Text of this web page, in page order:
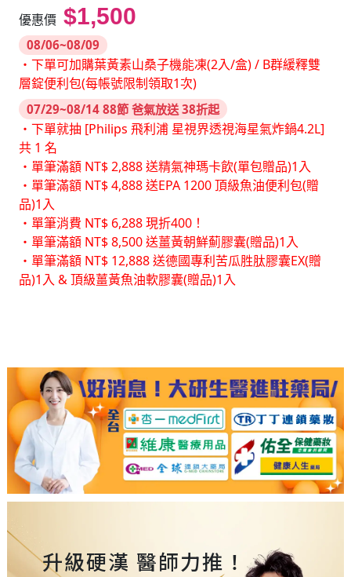
優惠價 $1,500
08/06~08/09
・下單可加購葉黃素山桑子機能凍(2入/盒) / B群緩釋雙
層錠便利包(每帳號限制領取1次)
07/29~08/14 88節 爸氣放送 38折起
・下單就抽 [Philips 飛利浦 星視界透視海星氣炸鍋4.2L]
共 1 名
・單筆滿額 NT$ 2,888 送精氣神瑪卡飲(單包贈品)1入
・單筆滿額 NT$ 4,888 送EPA 1200 頂級魚油便利包(贈
品)1入
・單筆消費 NT$ 6,288 現折400！
・單筆滿額 NT$ 8,500 送薑黃朝鮮薊膠囊(贈品)1入
・單筆滿額 NT$ 12,888 送德國專利苦瓜胜肽膠囊EX(贈
品)1入 & 頂級薑黃魚油軟膠囊(贈品)1入
升級硬漢 醫師力推 ！